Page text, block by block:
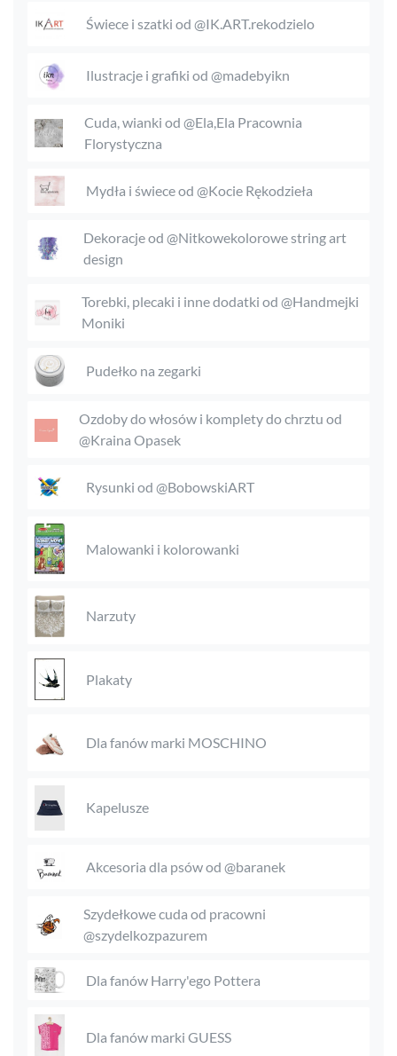
Świece i szatki od @IK.ART.rekodzielo
Ilustracje i grafiki od @madebyikn
Cuda, wianki od @Ela,Ela Pracownia
Florystyczna
Mydła i świece od @Kocie Rękodzieła
Dekoracje od @Nitkowekolorowe string art
design
Torebki, plecaki i inne dodatki od @Handmejki
Moniki
Pudełko na zegarki
Ozdoby do włosów i komplety do chrztu od
@Kraina Opasek
Rysunki od @BobowskiART
Malowanki i kolorowanki
Narzuty
Plakaty
Dla fanów marki MOSCHINO
Kapelusze
Akcesoria dla psów od @baranek
Szydełkowe cuda od pracowni
@szydelkozpazurem
Dla fanów Harry'ego Pottera
Dla fanów marki GUESS